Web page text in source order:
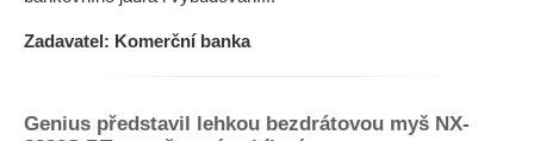
Zadavatel: Komerční banka
Genius představil lehkou bezdrátovou myš NX-